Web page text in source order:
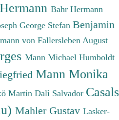
Bahr Hermann
George Stefan Benjamin
von Fallersleben August
Mann Michael Humboldt
Mann Monika
Martin Dalì Salvador Casals
Mahler Gustav Lasker-